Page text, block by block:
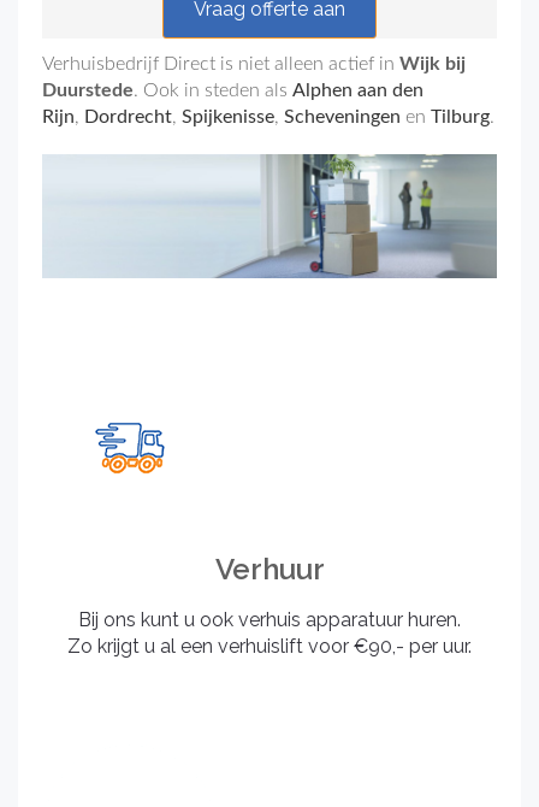
Vraag offerte aan
Verhuisbedrijf Direct is niet alleen actief in Wijk bij
Duurstede. Ook in steden als Alphen aan den
Rijn, Dordrecht, Spijkenisse, Scheveningen en Tilburg.
Verhuur
Bij ons kunt u ook verhuis apparatuur huren.
Zo krijgt u al een verhuislift voor €90,- per uur.